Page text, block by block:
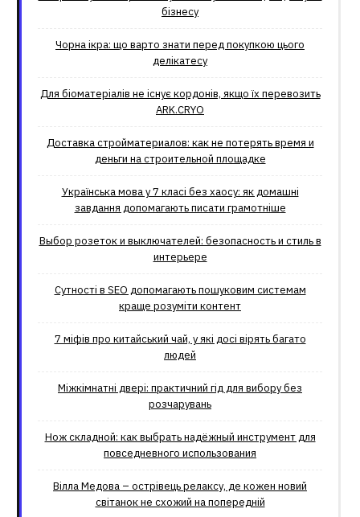
бізнесу
Чорна ікра: що варто знати перед покупкою цього
делікатесу
Для біоматеріалів не існує кордонів, якщо їх перевозить
ARK.CRYO
Доставка стройматериалов: как не потерять время и
деньги на строительной площадке
Українська мова у 7 класі без хаосу: як домашні
завдання допомагають писати грамотніше
Выбор розеток и выключателей: безопасность и стиль в
интерьере
Сутності в SEO допомагають пошуковим системам
краще розуміти контент
7 міфів про китайський чай, у які досі вірять багато
людей
Міжкімнатні двері: практичний гід для вибору без
розчарувань
Нож складной: как выбрать надёжный инструмент для
повседневного использования
Вілла Медова – острівець релаксу, де кожен новий
світанок не схожий на попередній